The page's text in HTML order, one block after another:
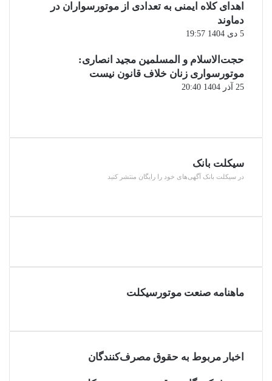
اهدای کلاه ایمنی به تعدادی از موتورسواران در
دماوند
5 دی 1404 19:57
حجت‌الاسلام و المسلمین مجید انصاری:
موتورسواری زنان خلاف قانون نیست
25 آذر 1404 20:40
سیکلت بانک
در سیکلت بانک آگهی‌های خود را رایگان منتشر کنید
ماهنامه صنعت موتورسیکلت
اخبار مربوط به حقوق مصرف‌کنندگان